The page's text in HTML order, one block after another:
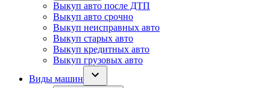
Выкуп авто после ДТП
Выкуп авто срочно
Выкуп неисправных авто
Выкуп старых авто
Выкуп кредитных авто
Выкуп грузовых авто
Виды машин